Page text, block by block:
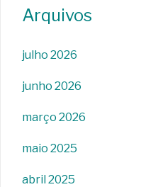
Arquivos
julho 2026
junho 2026
março 2026
maio 2025
abril 2025